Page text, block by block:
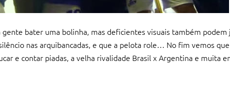
bater uma bolinha, mas deficientes visuais também podem
nas arquibancadas, e que a pelota role… No fim vemos
e contar piadas, a velha rivalidade Brasil x Argentina e muita